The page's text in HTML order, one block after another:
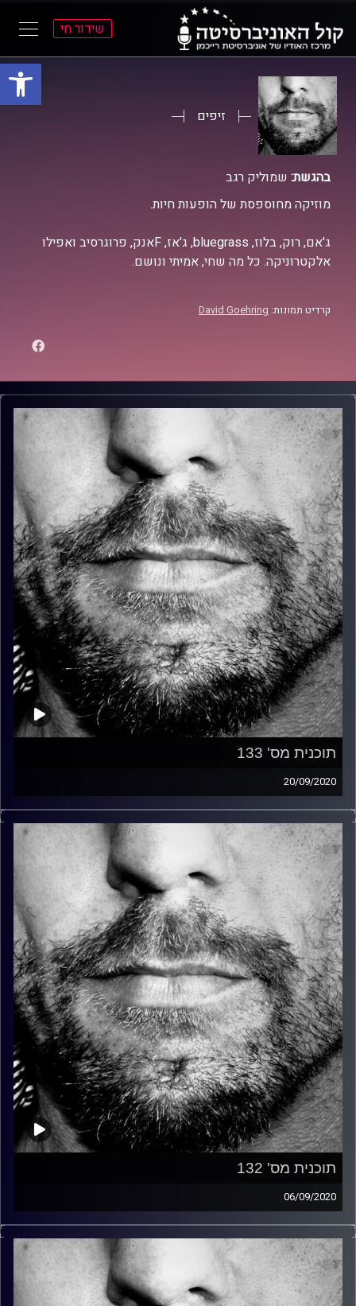
פתח
התפריט
הראשי
התוכן
הראשי
שידור חי
זיפים
בהגשת: שמוליק רגב
מוזיקה מחוספסת של הופעות חיות.
ג'אם, רוק, בלוז, bluegrass, ג'אז, Fאנק, פרוגרסיב ואפילו
אלקטרוניקה. כל מה שחי, אמיתי ונושם.
קרדיט תמונות: David Goehring
תוכנית מס' 133
20/09/2020
זיפים, מוזיקה מחוספסת של הופעות חיות. הרבה ג'אם, רוק,
בלוז, bluegrass, ג'אז, Fאנק, פרוגרסיב ואפילו אלקטרוניקה.
כל מה שחי, אמיתי ונושם.
עם שמוליק רגב.
קרדיט תמונות: David Goehring
תוכנית מס' 132
06/09/2020
זיפים, מוזיקה מחוספסת של הופעות חיות. הרבה ג'אם, רוק,
בלוז, bluegrass, ג'אז, Fאנק, פרוגרסיב ואפילו אלקטרוניקה.
כל מה שחי, אמיתי ונושם.
עם שמוליק רגב.